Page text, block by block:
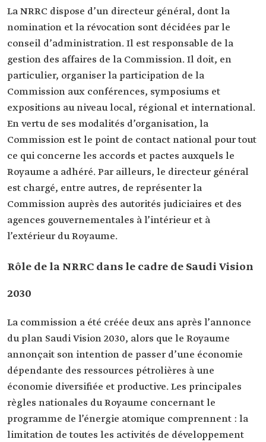
La NRRC dispose d’un directeur général, dont la
nomination et la révocation sont décidées par le
conseil d’administration. Il est responsable de la
gestion des affaires de la Commission. Il doit, en
particulier, organiser la participation de la
Commission aux conférences, symposiums et
expositions au niveau local, régional et international.
En vertu de ses modalités d’organisation, la
Commission est le point de contact national pour tout
ce qui concerne les accords et pactes auxquels le
Royaume a adhéré. Par ailleurs, le directeur général
est chargé, entre autres, de représenter la
Commission auprès des autorités judiciaires et des
agences gouvernementales à l’intérieur et à
l’extérieur du Royaume.
Rôle de la NRRC dans le cadre de Saudi Vision
2030
La commission a été créée deux ans après l’annonce
du plan Saudi Vision 2030, alors que le Royaume
annonçait son intention de passer d’une économie
dépendante des ressources pétrolières à une
économie diversifiée et productive. Les principales
règles nationales du Royaume concernant le
programme de l’énergie atomique comprennent : la
limitation de toutes les activités de développement